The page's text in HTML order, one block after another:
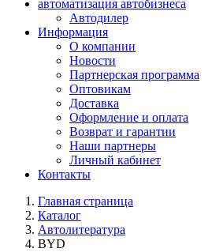
автоматизация автобизнеса
Автодилер
Информация
О компании
Новости
Партнерская программа
Оптовикам
Доставка
Оформление и оплата
Возврат и гарантии
Наши партнеры
Личный кабинет
Контакты
Главная страница
Каталог
Автолитература
BYD